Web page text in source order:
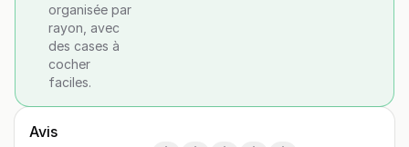
organisée par
rayon, avec
des cases à
cocher
faciles.
Avis